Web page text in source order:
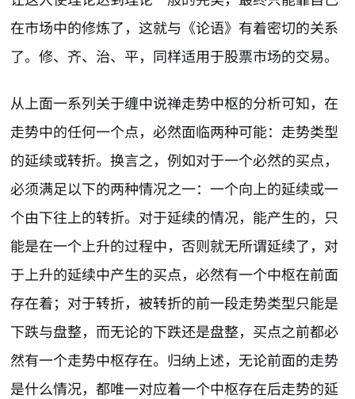
在市场中的修炼了，这就与《论语》有着密切的关系
了。修、齐、治、平，同样适用于股票市场的交易。
从上面一系列关于缠中说禅走势中枢的分析可知，在
走势中的任何一个点，必然面临两种可能：走势类型
的延续或转折。换言之，例如对于一个必然的买点，
必须满足以下的两种情况之一：一个向上的延续或一
个由下往上的转折。对于延续的情况，能产生的，只
能是在一个上升的过程中，否则就无所谓延续了，对
于上升的延续中产生的买点，必然有一个中枢在前面
存在着；对于转折，被转折的前一段走势类型只能是
下跌与盘整，而无论的下跌还是盘整，买点之前都必
然有一个走势中枢存在。归纳上述，无论前面的走势
是什么情况，都唯一对应着一个中枢存在后走势的延